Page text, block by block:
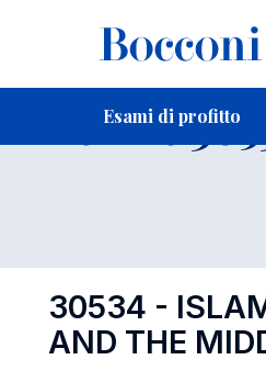
Esami di profitto
Esame
30534 -
AND THE